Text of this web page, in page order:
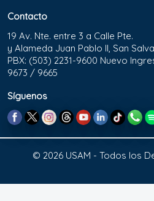
Contacto
19 Av. Nte. entre 3 a Calle Pte.
y Alameda Juan Pablo II, San
PBX: (503) 2231-9600 Nuevo
9673 / 9665
Síguenos
© 2026 USAM - Todos los